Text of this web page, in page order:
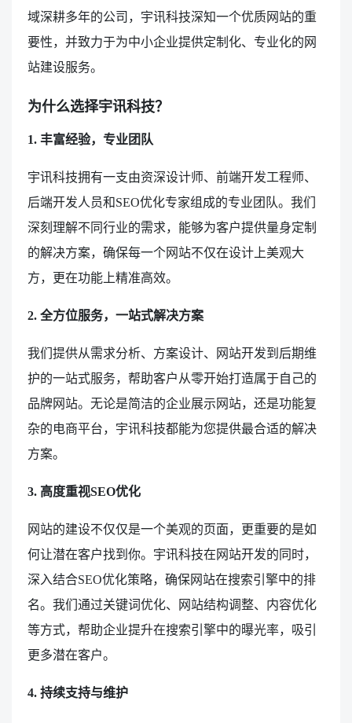
域深耕多年的公司，宇讯科技深知一个优质网站的重
要性，并致力于为中小企业提供定制化、专业化的网
站建设服务。
为什么选择宇讯科技？
1. 丰富经验，专业团队
宇讯科技拥有一支由资深设计师、前端开发工程师、
后端开发人员和SEO优化专家组成的专业团队。我们
深刻理解不同行业的需求，能够为客户提供量身定制
的解决方案，确保每一个网站不仅在设计上美观大
方，更在功能上精准高效。
2. 全方位服务，一站式解决方案
我们提供从需求分析、方案设计、网站开发到后期维
护的一站式服务，帮助客户从零开始打造属于自己的
品牌网站。无论是简洁的企业展示网站，还是功能复
杂的电商平台，宇讯科技都能为您提供最合适的解决
方案。
3. 高度重视SEO优化
网站的建设不仅仅是一个美观的页面，更重要的是如
何让潜在客户找到你。宇讯科技在网站开发的同时，
深入结合SEO优化策略，确保网站在搜索引擎中的排
名。我们通过关键词优化、网站结构调整、内容优化
等方式，帮助企业提升在搜索引擎中的曝光率，吸引
更多潜在客户。
4. 持续支持与维护